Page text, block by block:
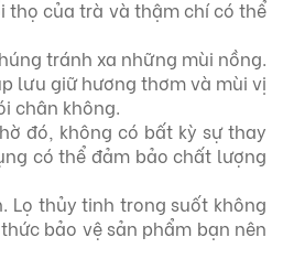
thọ của trà và thậm chí có thể
tránh xa những mùi nồng.
lưu giữ hương thơm và mùi vị
chân không.
đó, không có bất kỳ sự thay
có thể đảm bảo chất lượng
Lọ thủy tinh trong suốt không
bảo vệ sản phẩm bạn nên